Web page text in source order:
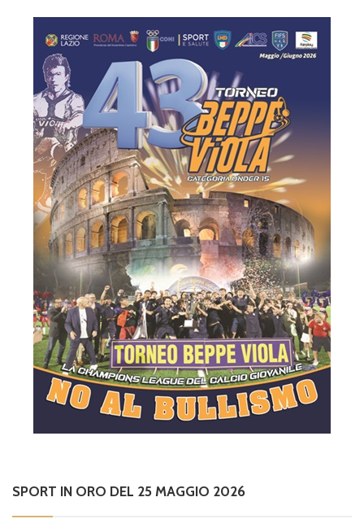
SPORT IN ORO DEL 25 MAGGIO 2026